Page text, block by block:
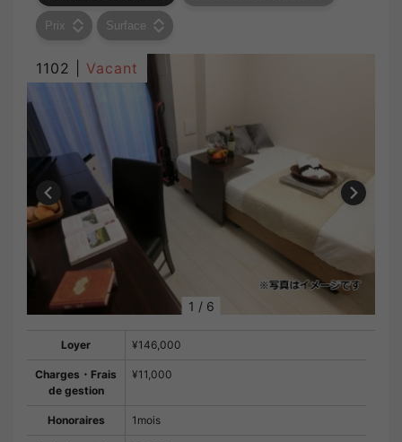
Prix Surface
1102 | Vacant
1 / 6
Loyer ¥146,000
Charges・Frais
de gestion
¥11,000
Honoraires 1mois